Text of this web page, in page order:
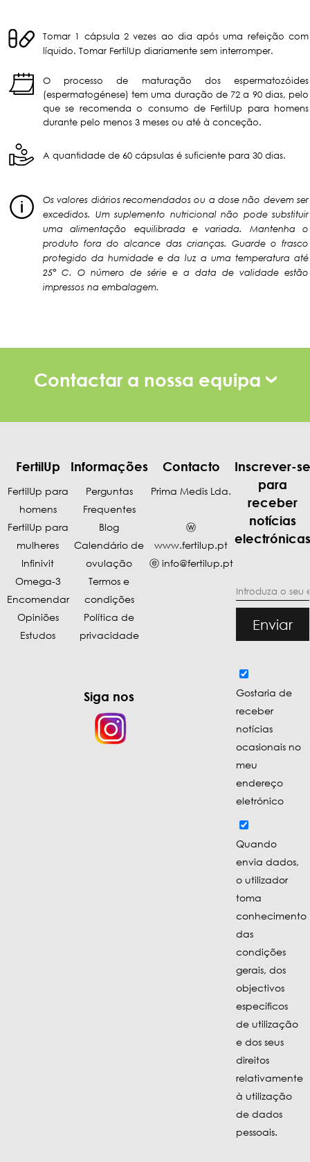
Tomar 1 cápsula 2 vezes ao dia após uma refeição com
líquido. Tomar FertilUp diariamente sem interromper.
O processo de maturação dos espermatozóides
(espermatogénese) tem uma duração de 72 a 90 dias, pelo
que se recomenda o consumo de FertilUp para homens
durante pelo menos 3 meses ou até à conceção.
A quantidade de 60 cápsulas é suficiente para 30 dias.
Os valores diários recomendados ou a dose não devem ser
excedidos. Um suplemento nutricional não pode substituir
uma alimentação equilibrada e variada. Mantenha o
produto fora do alcance das crianças. Guarde o frasco
protegido da humidade e da luz a uma temperatura até
25° C. O número de série e a data de validade estão
impressos na embalagem.
Contactar a nossa equipa
FertilUp
FertilUp para
homens
FertilUp para
mulheres
Infinivit
Omega-3
Encomendar
Opiniões
Estudos
Informações
Perguntas
Frequentes
Blog
Calendário de
ovulação
Termos e
condições
Política de
privacidade
Siga nos
Contacto
Prima Medis Lda.
ⓦ
www.fertilup.pt
ⓔ info@fertilup.pt
Inscrever-se
para
receber
notícias
electrónicas
Enviar
Gostaria de
receber
notícias
ocasionais no
meu
endereço
eletrónico
Quando
envia dados,
o utilizador
toma
conhecimento
das
condições
gerais, dos
objectivos
específicos
de utilização
e dos seus
direitos
relativamente
à utilização
de dados
pessoais.